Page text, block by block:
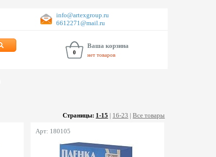
info@artexgroup.ru
6612271@mail.ru
0
Ваша корзина
нет товаров
Страницы: 1-15 | 16-23 |Все товары
Арт: 180105